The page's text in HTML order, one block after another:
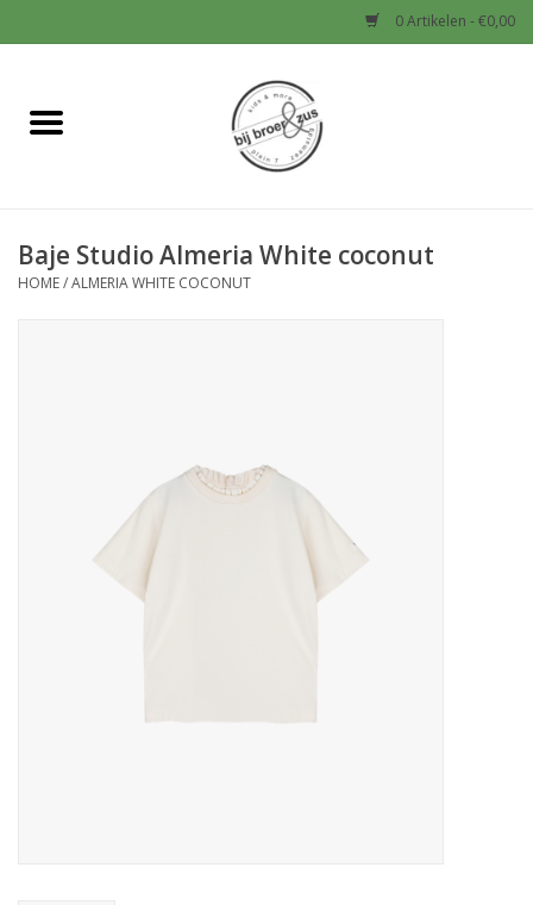
0 Artikelen - €0,00
Home
Baby
Schoenen en Tassen
Baje Studio Almeria White coconut
HOME/ALMERIA WHITE COCONUT